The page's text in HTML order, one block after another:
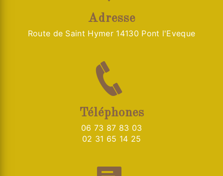
Adresse
Route de Saint Hymer 14130 Pont l'Eveque
Téléphones
06 73 87 83 03
02 31 65 14 25